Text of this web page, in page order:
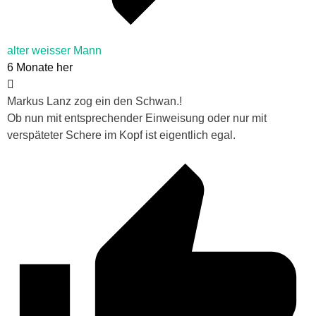
alter weisser Mann
6 Monate her
Markus Lanz zog ein den Schwan.!
Ob nun mit entsprechender Einweisung oder nur mit
verspäteter Schere im Kopf ist eigentlich egal.